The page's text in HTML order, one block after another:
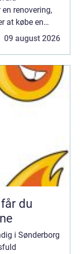
renovering,
at købe en
09 august 2026
i Sønderborg